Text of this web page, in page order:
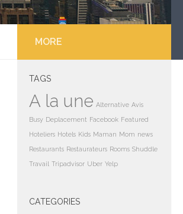
MORE
TAGS
A la une Alternative Avis
Busy Deplacement Facebook Featured
Hoteliers Hotels Kids Maman Mom news
Restaurants Restaurateurs Rooms Shuddle
Travail Tripadvisor Uber Yelp
CATEGORIES